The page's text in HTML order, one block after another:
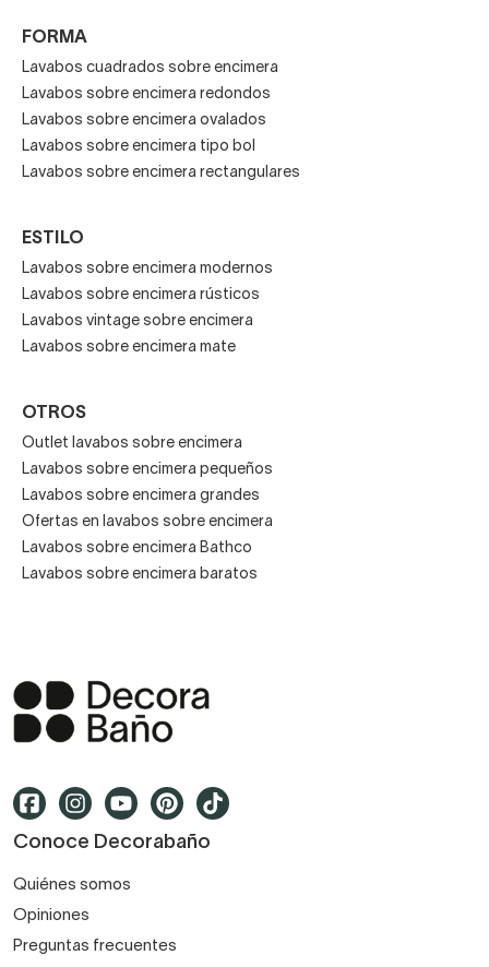
FORMA
Lavabos cuadrados sobre encimera
Lavabos sobre encimera redondos
Lavabos sobre encimera ovalados
Lavabos sobre encimera tipo bol
Lavabos sobre encimera rectangulares
ESTILO
Lavabos sobre encimera modernos
Lavabos sobre encimera rústicos
Lavabos vintage sobre encimera
Lavabos sobre encimera mate
OTROS
Outlet lavabos sobre encimera
Lavabos sobre encimera pequeños
Lavabos sobre encimera grandes
Ofertas en lavabos sobre encimera
Lavabos sobre encimera Bathco
Lavabos sobre encimera baratos
Conoce Decorabaño
Quiénes somos
Opiniones
Preguntas frecuentes